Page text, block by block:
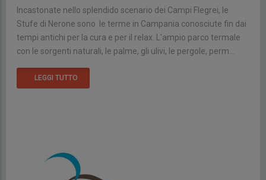
Incastonate nello splendido scenario dei Campi Flegrei, le
Stufe di Nerone sono le terme in Campania conosciute fin dai
tempi antichi per la cura e per il relax. L'ampio parco termale
con le sorgenti naturali, le palme, gli ulivi, le pergole, perm...
LEGGI TUTTO